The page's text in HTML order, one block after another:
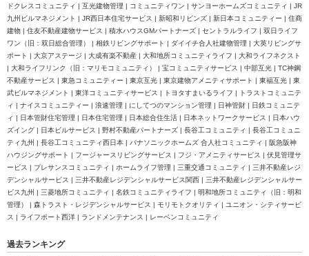
ドクレスコミュニティ | 互光建物管理 | コミュニティワン | サンヨーホームズコミュニティ | JR
九州ビルマネジメント | JR西日本住宅サービス | 新昭和リビンズ | 新日本コミュニティー | 住商
建物 | 住友不動産建物サービス | 積水ハウスGMパートナーズ | セントラルライフ | 双日ライフ
ワン（旧：双日総合管理） | 相鉄リビングサポート | ダイイチ合人社建物管理 | 大英リビングサ
ポート | 大京アステージ | 大成有楽不動産 | 大和地所コミュニティライフ | 大和ライフネクスト
| 大和ライフリンク（旧：マリモコミュニティ） | 宝コミュニティサービス | 中部互光 | TC神鋼
不動産サービス | 東急コミュニティー | 東京互光 | 東京建物アメニティサポート | 東福互光 | 東
武ビルマネジメント | 東洋コミュニティサービス | トヨタすまいるライフ | トラストコミュニテ
ィ | ナイスコミュニティー | 浪速管理 | にしてつのマンション管理 | 日神管財 | 日鉄コミュニテ
ィ | 日本管財住宅管理 | 日本住宅管理 | 日本総合住生活 | 日本ネットワークサービス | 日本ハウ
ズイング | 日本ビルサービス | 野村不動産パートナーズ | 長谷工コミュニティ | 長谷工コミュニ
ティ九州 | 長谷工コミュニティ西日本 | パナソニックホームズ 合人社コミュニティ | 阪急阪神
ハウジングサポート | フージャースリビングサービス | フジ・アメニティサービス | 伏見管理サ
ービス | プレサンスコミュニティ | ホームライフ管理 | 三重交通コミュニティ | 三井不動産レジ
デンシャルサービス | 三井不動産レジデンシャルサービス関西 | 三井不動産レジデンシャルサー
ビス九州 | 三菱地所コミュニティ | 名鉄コミュニティライフ | 明和地所コミュニティ（旧：明和
管理） | 森トラスト・レジデンシャルサービス | モリモトクオリティ | ユニオン・シティサービ
ス | ライフポート西洋 | ランドメンテナンス | レーベンコミュニティ
過去ランキング